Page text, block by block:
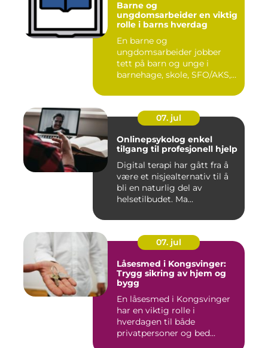
Barne og
ungdomsarbeider en viktig
rolle i barns hverdag
En barne og
ungdomsarbeider jobber
tett på barn og unge i
barnehage, skole, SFO/AKS,
07. jul
Onlinepsykolog enkel
tilgang til profesjonell hjelp
Digital terapi har gått fra å
være et nisjealternativ til å
bli en naturlig del av
helsetilbudet. Ma...
07. jul
Låsesmed i Kongsvinger:
Trygg sikring av hjem og
bygg
En låsesmed i Kongsvinger
har en viktig rolle i
hverdagen til både
privatpersoner og bed...